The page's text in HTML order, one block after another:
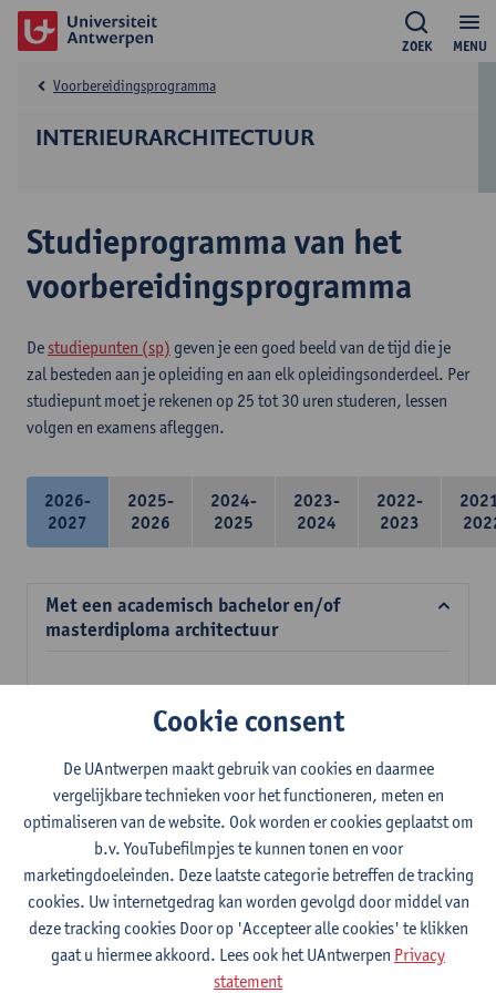
MENU
ZOEK
INTERIEURARCHITECTUUR
Voorbereidingsprogramma
Studieprogramma van het
voorbereidingsprogramma
De studiepunten (sp) geven je een goed beeld van de tijd die je
zal besteden aan je opleiding en aan elk opleidingsonderdeel. Per
studiepunt moet je rekenen op 25 tot 30 uren studeren, lessen
volgen en examens afleggen.
2026-
2027
2025-
2026
2024-
2025
2023-
2024
2022-
2023
Met een academisch bachelor en/of
masterdiploma architectuur
Verplichte opleidingsonderdelen
Meubelconstructie en ergonomie
2E SEM
3studiepunten
Lesgever(s):
Inge Somers Ann Coen
Stefan Dherdt
Jan Jacobs
Mens en ruimte
2E SEM
3studiepunten
Lesgever(s):
Margo Annemans Gustaaf Cornelis
Cookie consent
De UAntwerpen maakt gebruik van cookies en daarmee
vergelijkbare technieken voor het functioneren, meten en
optimaliseren van de website. Ook worden er cookies geplaatst om
b.v. YouTubefilmpjes te kunnen tonen en voor
marketingdoeleinden. Deze laatste categorie betreffen de tracking
cookies. Uw internetgedrag kan worden gevolgd door middel van
deze tracking cookies Door op 'Accepteer alle cookies' te klikken
gaat u hiermee akkoord. Lees ook het UAntwerpen Privacy
statement